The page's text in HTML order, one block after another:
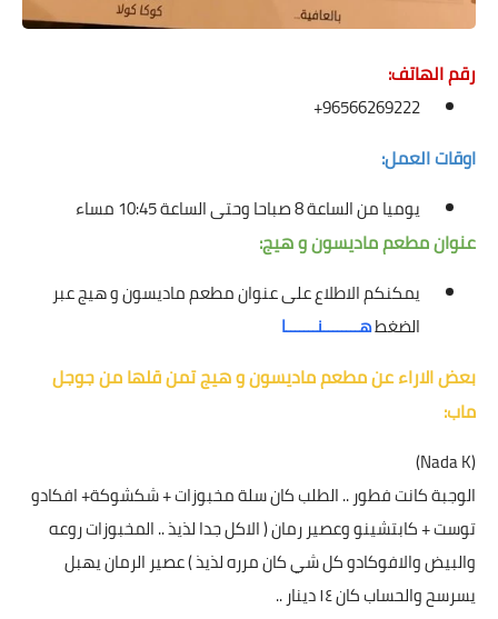
رقم الهاتف:
96566269222+
اوقات العمل:
يوميا من الساعة 8 صباحا وحتى الساعة 10:45 مساء
عنوان مطعم ماديسون و هيج:
يمكنكم الاطلاع على عنوان مطعم ماديسون و هيج عبر
الضغطهــــــــنـــــــا
بعض الاراء عن مطعم ماديسون و هيج تمن قلها من جوجل
ماب:
(Nada K)
الوجبة كانت فطور .. الطلب كان سلة مخبوزات + شكشوكة+ افكادو
توست + كابتشينو وعصير رمان ( الاكل جدا لذيذ .. المخبوزات روعه
والبيض والافوكادو كل شي كان مرره لذيذ ) عصير الرمان يهبل
يسرسح والحساب كان ١٤ دينار ..